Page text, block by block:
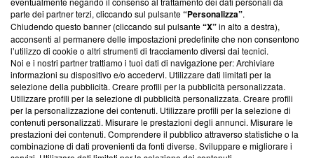
Su di noi
Team editoriale
Corporate
Redazione
Informativa Privacy
Cookie Policy
parte dei partner terzi, cliccando sul pulsante“Personalizza”.
Chiudendo questo banner (cliccando sul pulsante“X”in alto a destra),
acconsenti al permanere delle impostazioni predefinite che non consentono
l’utilizzo di cookie o altri strumenti di tracciamento diversi dai tecnici.
Noi e i nostri partner trattiamo i tuoi dati di navigazione per: Archiviare
informazioni su dispositivo e/o accedervi. Utilizzare dati limitati per la
selezione della pubblicità. Creare profili per la pubblicità personalizzata.
Utilizzare profili per la selezione di pubblicità personalizzata. Creare profili
per la personalizzazione dei contenuti. Utilizzare profili per la selezione di
contenuti personalizzati. Misurare le prestazioni degli annunci. Misurare le
prestazioni dei contenuti. Comprendere il pubblico attraverso statistiche o la
combinazione di dati provenienti da fonti diverse. Sviluppare e migliorare i